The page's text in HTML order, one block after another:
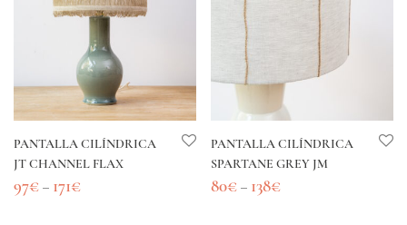
PANTALLA CILÍNDRICA
JT CHANNEL FLAX
97€ – 171€
PANTALLA CILÍNDRICA
SPARTANE GREY JM
80€ – 138€